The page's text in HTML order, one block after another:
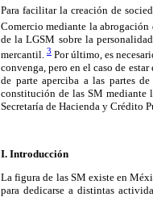
Para facilitar la creación de
Comercio mediante la
de la LGSM sobre la
mercantil.3 Por último, es
convenga, pero en el caso de
de parte aperciba a las partes
constitución de las SM mediante
Secretaría de Hacienda y Crédito
I. Introducción
La figura de las SM existe en
para dedicarse a distintas